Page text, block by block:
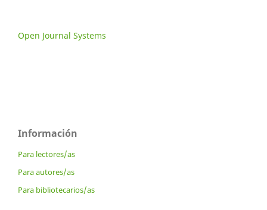
Open Journal Systems
Información
Para lectores/as
Para autores/as
Para bibliotecarios/as